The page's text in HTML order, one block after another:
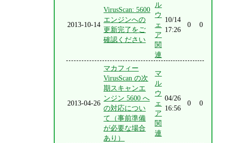
2013-10-14
VirusScan: 5600
エンジンへの
更新完了をご
確認ください
ル
ウ
ェ
ア
関
連
10/14
17:26
0 0
2013-04-26
マカフィー
VirusScan の次
期スキャンエ
ンジン 5600 へ
の対応につい
て（事前準備
が必要な場合
あり）
マ
ル
ウ
ェ
ア
関
連
04/26
16:56
0 0